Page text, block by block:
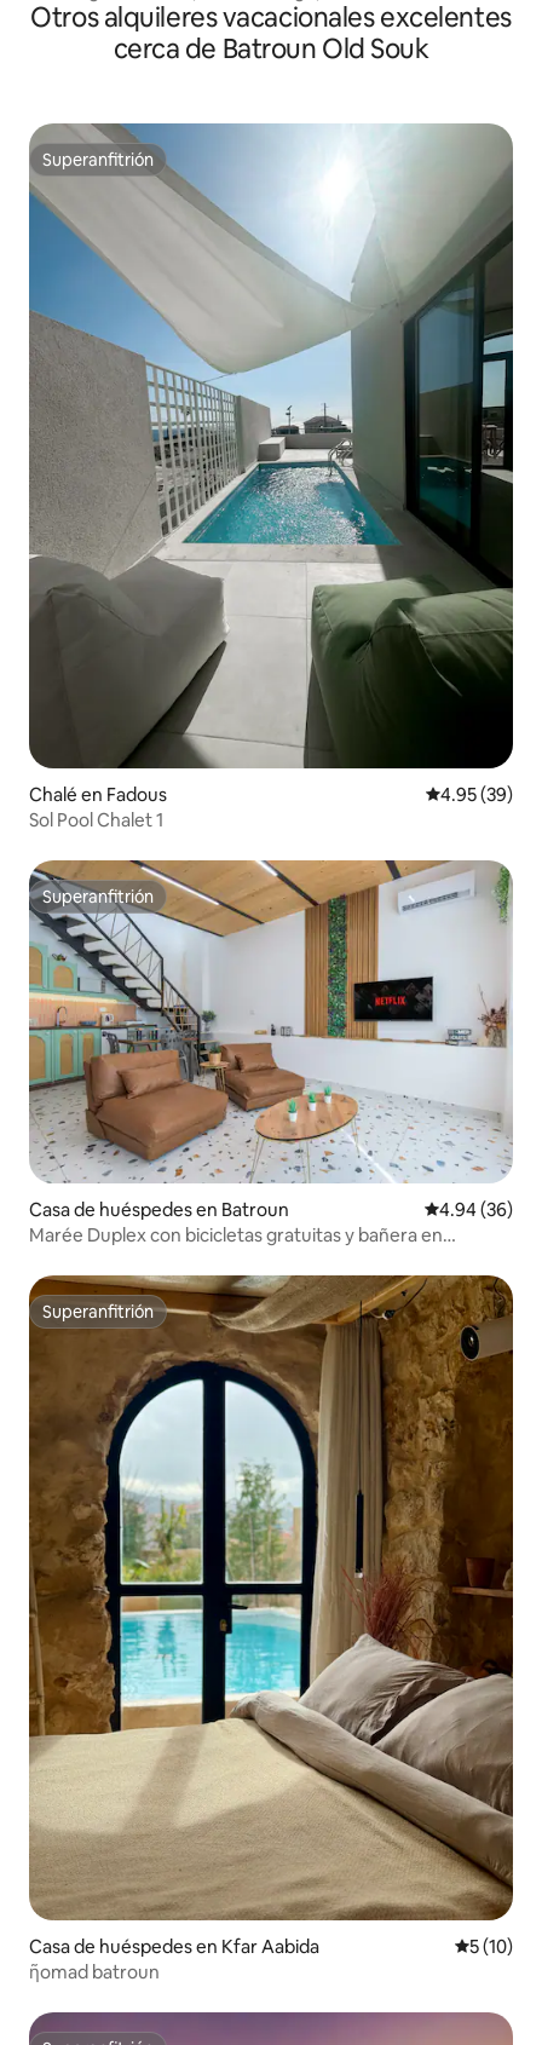
Otros alquileres vacacionales excelentes
cerca de Batroun Old Souk
Superanfitrión
Superanfitrión
Chalé en Fadous Calificación
4.95 (39)
Sol Pool Chalet 1
Superanfitrión
Superanfitrión
Casa de huéspedes en Batroun Calificación
4.94 (36)
Marée Duplex con bicicletas gratuitas y bañera en
Superanfitrión
Superanfitrión
Casa de huéspedes en Kfar Aabida
5 (10)
ῆomad batroun